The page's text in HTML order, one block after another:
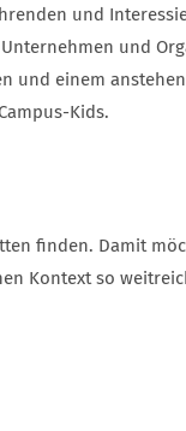
und
und
einem
Kids.
finden. Damit
Kontext so